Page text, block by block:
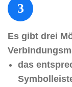
3
Es gibt drei
das